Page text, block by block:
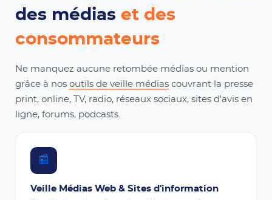
des médias et des
consommateurs
Ne manquez aucune retombée médias ou mention
grâce à nos outils de veille médias couvrant la presse
print, online, TV, radio, réseaux sociaux, sites d'avis en
ligne, forums, podcasts.
📰
Veille Médias Web & Sites d'information